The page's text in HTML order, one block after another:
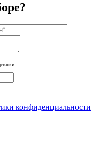
конфиденциальности